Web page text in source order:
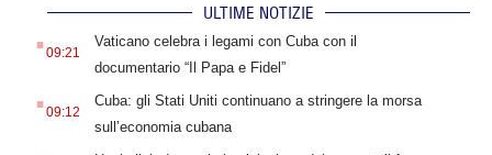
ULTIME NOTIZIE
.09:21
Vaticano celebra i legami con Cuba con il
documentario “Il Papa e Fidel”
.09:12
Cuba: gli Stati Uniti continuano a stringere la morsa
sull’economia cubana